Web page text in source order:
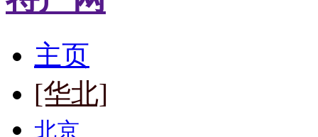
主页
[华北]
北京